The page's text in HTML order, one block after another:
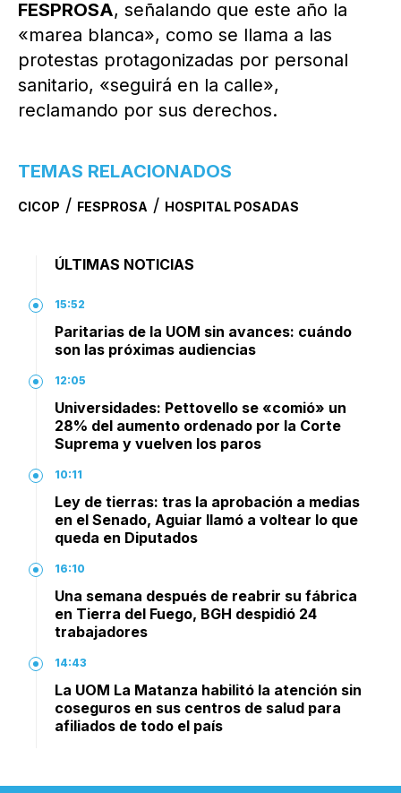
FESPROSA, señalando que este año la
«marea blanca», como se llama a las
protestas protagonizadas por personal
sanitario, «seguirá en la calle»,
reclamando por sus derechos.
TEMAS RELACIONADOS
CICOP / FESPROSA / HOSPITAL POSADAS
ÚLTIMAS NOTICIAS
15:52
Paritarias de la UOM sin avances: cuándo
son las próximas audiencias
12:05
Universidades: Pettovello se «comió» un
28% del aumento ordenado por la Corte
Suprema y vuelven los paros
10:11
Ley de tierras: tras la aprobación a medias
en el Senado, Aguiar llamó a voltear lo que
queda en Diputados
16:10
Una semana después de reabrir su fábrica
en Tierra del Fuego, BGH despidió 24
trabajadores
14:43
La UOM La Matanza habilitó la atención sin
coseguros en sus centros de salud para
afiliados de todo el país